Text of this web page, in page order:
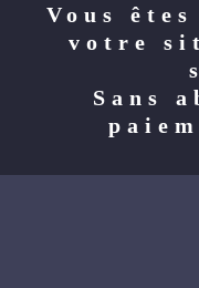
Vous
votre
Sans